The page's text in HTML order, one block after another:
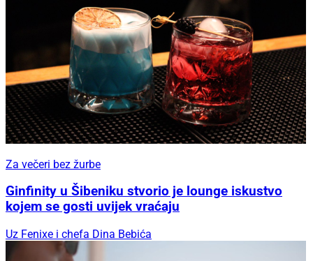
Za večeri bez žurbe
Ginfinity u Šibeniku stvorio je lounge iskustvo
kojem se gosti uvijek vraćaju
Uz Fenixe i chefa Dina Bebića